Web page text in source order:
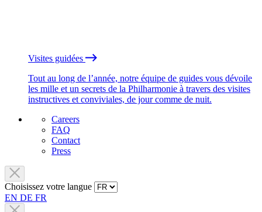
Visites guidées
Tout au long de l’année, notre équipe de guides vous dévoile
les mille et un secrets de la Philharmonie à travers des visites
instructives et conviviales, de jour comme de nuit.
Careers
FAQ
Contact
Press
Choisissez votre langue
EN DE FR